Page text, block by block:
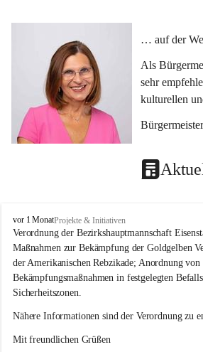
… auf der
Als
sehr
kulturellen
O
s
l
i
p
vor 1 MonatProjekte & Initiativen
Verordnung der Bezirkshauptmannschaft
Maßnahmen zur Bekämpfung der Goldgelben
der Amerikanischen Rebzikade; Anordnung von
Bekämpfungsmaßnahmen in festgelegten
Sicherheitszonen.
Nähere Informationen sind der Verordnung zu
Mit freundlichen Grüßen